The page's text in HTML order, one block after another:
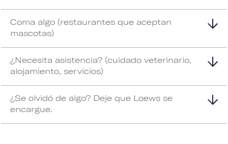
Coma algo (restaurantes que aceptan
mascotas)
¿Necesita asistencia? (cuidado veterinario,
alojamiento, servicios)
¿Se olvidó de algo? Deje que Loews se
encargue.